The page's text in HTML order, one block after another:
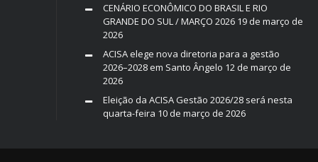
CENÁRIO ECONÔMICO DO BRASIL E RIO
GRANDE DO SUL / MARÇO 2026 19 de março de
2026
ACISA elege nova diretoria para a gestão
2026–2028 em Santo Ângelo 12 de março de
2026
Eleição da ACISA Gestão 2026/28 será nesta
quarta-feira 10 de março de 2026